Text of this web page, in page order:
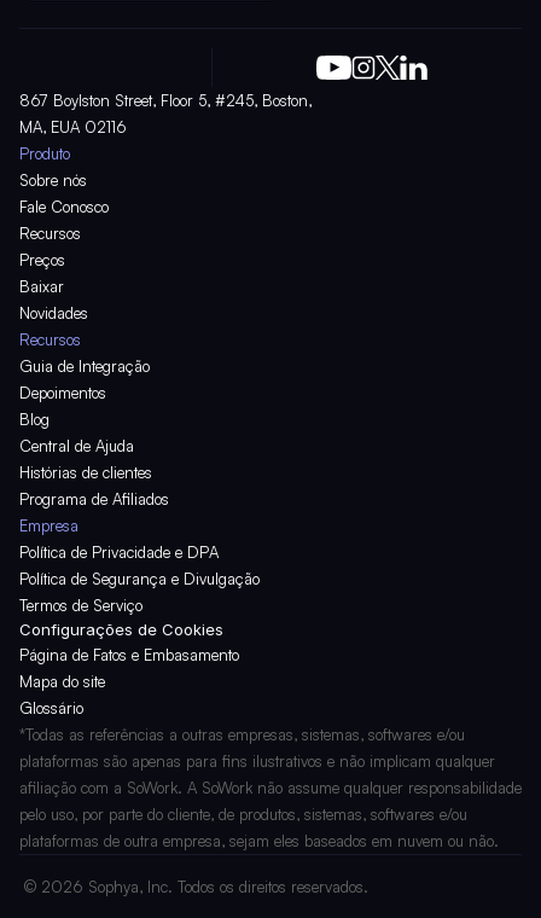
867 Boylston Street, Floor 5, #245, Boston,
MA, EUA 02116
Produto
Sobre nós
Fale Conosco
Recursos
Preços
Baixar
Novidades
Recursos
Guia de Integração
Depoimentos
Blog
Central de Ajuda
Histórias de clientes
Programa de Afiliados
Empresa
Política de Privacidade e DPA
Política de Segurança e Divulgação
Termos de Serviço
Configurações de Cookies
Página de Fatos e Embasamento
Mapa do site
Glossário
*Todas as referências a outras empresas, sistemas, softwares e/ou
plataformas são apenas para fins ilustrativos e não implicam qualquer
afiliação com a SoWork. A SoWork não assume qualquer responsabilidade
pelo uso, por parte do cliente, de produtos, sistemas, softwares e/ou
plataformas de outra empresa, sejam eles baseados em nuvem ou não.
© 2026 Sophya, Inc. Todos os direitos reservados.